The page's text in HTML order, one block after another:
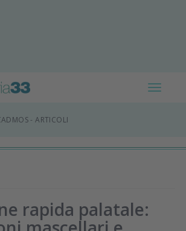
Toggle
-ARTICOLI
rapida palatale: